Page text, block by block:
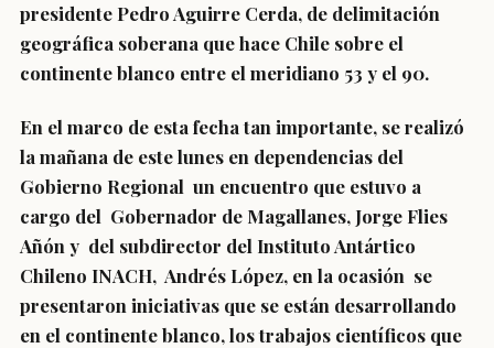
presidente Pedro Aguirre Cerda, de delimitación
geográfica soberana que hace Chile sobre el
continente blanco entre el meridiano 53 y el 90.
En el marco de esta fecha tan importante, se realizó
la mañana de este lunes en dependencias del
Gobierno Regional un encuentro que estuvo a
cargo del Gobernador de Magallanes, Jorge Flies
Añón y del subdirector del Instituto Antártico
Chileno INACH, Andrés López, en la ocasión se
presentaron iniciativas que se están desarrollando
en el continente blanco, los trabajos científicos que